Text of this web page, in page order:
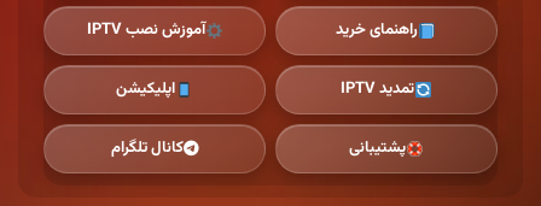
راهنمای خرید آموزش نصب IPTV
تمدید IPTV اپلیکیشن
پشتیبانی کانال تلگرام